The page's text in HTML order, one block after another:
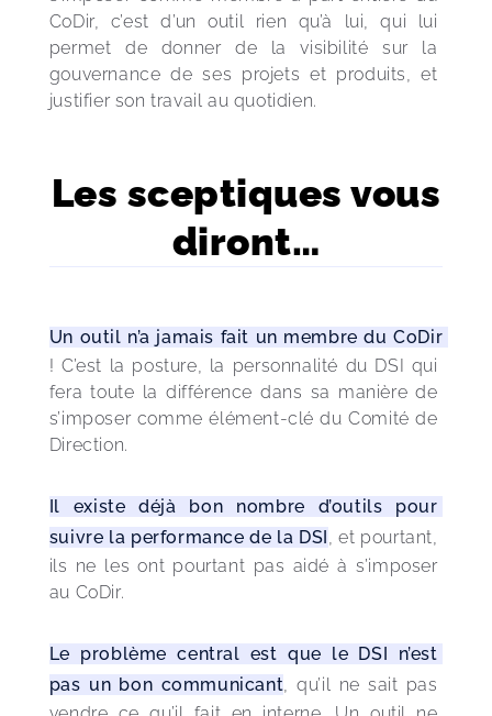
CoDir, c’est d’un outil rien qu’à lui, qui lui
permet de donner de la visibilité sur la
gouvernance de ses projets et produits, et
justifier son travail au quotidien.
Les sceptiques vous
diront…
Un outil n’a jamais fait un membre du CoDir
! C’est la posture, la personnalité du DSI qui
fera toute la différence dans sa manière de
s’imposer comme élément-clé du Comité de
Direction.
Il existe déjà bon nombre d’outils pour
suivre la performance de la DSI, et pourtant,
ils ne les ont pourtant pas aidé à s’imposer
au CoDir.
Le problème central est que le DSI n’est
pas un bon communicant, qu’il ne sait pas